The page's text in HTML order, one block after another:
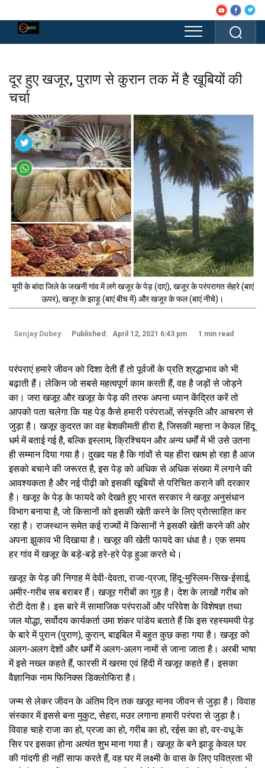
दूर हुए खजूर, पुराण से कुरान तक में है खूबियों की
चर्चा
यूपी के बांदा जिले के जखनी गांव में लगे खजूर के पेड़ (दाएं), खजूर के परंपरागत सेहरे (बाएं
ऊपर), खजूर के झाड़ू (बाएं बीच में) और खजूर के फल (बाएं नीचे)।
Sanjay Dubey Published: April 12, 2021 6:43 pm 1 min read
परंपराएं हमारे जीवन को दिशा देती हैं तो पूर्वजों के प्रति श्रद्धाभाव को भी
बढ़ाती हैं। लेकिन जो सबसे महत्वपूर्ण काम करती हैं, वह है जड़ों से जोड़ने
का। जरा खजूर और खजूर के पेड़ की तरफ अपना ध्यान केंद्रित करें तो
आपको पता चलेगा कि यह पेड़ कैसे हमारी परंपराओं, संस्कृति और आचरण से
जुड़ा है। खजूर कुदरत का वह बेशकीमती हीरा है, जिसकी महत्ता न केवल हिंदू
धर्म में बताई गई है, बल्कि इस्लाम, क्रिश्चियन और अन्य धर्मों में भी उसे उतना
ही सम्मान दिया गया है। दुखद यह है कि गांवों से यह हीरा खत्म हो रहा है आज
इसको बचाने की जरूरत है, इस पेड़ को अधिक से अधिक संख्या में लगाने की
आवश्यकता है और नई पीढ़ी को इसकी खूबियों से परिचित कराने की दरकार
है। खजूर के पेड़ के फायदे को देखते हुए भारत सरकार ने खजूर अनुसंधान
विभाग बनाया है, जो किसानों को इसकी खेती करने के लिए प्रोत्साहित कर
रहा है। राजस्थान समेत कई राज्यों में किसानों ने इसकी खेती करने की ओर
अपना झुकाव भी दिखाया है। खजूर की खेती फायदे का धंधा है। एक समय
हर गांव में खजूर के बड़े-बड़े हरे-हरे पेड़ हुआ करते थे।
खजूर के पेड़ की निगाह में देवी-देवता, राजा-प्रजा, हिंदू-मुस्लिम-सिख-ईसाई,
अमीर-गरीब सब बराबर हैं। खजूर गरीबों का गुड़ है। देश के लाखों गरीब को
रोटी देता है। इस बारे में सामाजिक परंपराओं और परिवेश के विशेषज्ञ तथा
जल योद्धा, सर्वोदय कार्यकर्ता उमा शंकर पांडेय बताते हैं कि इस रहस्यमयी पेड़
के बारे में पुरान (पुराण), कुरान, बाइबिल में बहुत कुछ कहा गया है। खजूर को
अलग-अलग देशों और धर्मों में अलग-अलग नामों से जाना जाता है। अरबी भाषा
में इसे नख्ल कहते हैं, फारसी में खरमा एवं हिंदी में खजूर कहते हैं। इसका
वैज्ञानिक नाम फिनिक्स डिक्लोफिरा है।
जन्म से लेकर जीवन के अंतिम दिन तक खजूर मानव जीवन से जुड़ा है। विवाह
संस्कार में इससे बना मुकुट, सेहरा, मउर लगाना हमारी परंपरा से जुड़ा है।
विवाह चाहे राजा का हो, प्रजा का हो, गरीब का हो, रईस का हो, वर-वधू के
सिर पर इसका होना अत्यंत शुभ माना गया है। खजूर के बने झाड़ू केवल घर
की गांदगी ही नहीं साफ करते हैं, वह घर में लक्ष्मी के वास के लिए पवित्रता भी